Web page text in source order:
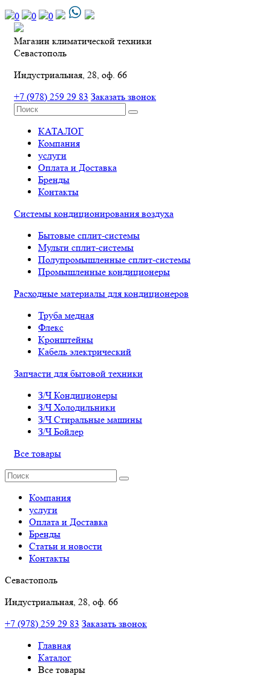
0 0 0
Магазин климатической техники
Севастополь
Индустриальная, 28, оф. 66
+7 (978) 259 29 83 Заказать звонок
КАТАЛОГ
Компания
услуги
Оплата и Доставка
Бренды
Контакты
Системы кондиционирования воздуха
Бытовые сплит-системы
Мульти сплит-системы
Полупромышленные сплит-системы
Промышленные кондиционеры
Расходные материалы для кондиционеров
Труба медная
Флекс
Кронштейны
Кабель электрический
Запчасти для бытовой техники
З/Ч Кондиционеры
З/Ч Холодильники
З/Ч Стиральные машины
З/Ч Бойлер
Все товары
Компания
услуги
Оплата и Доставка
Бренды
Статьи и новости
Контакты
Севастополь
Индустриальная, 28, оф. 66
+7 (978) 259 29 83 Заказать звонок
Главная
Каталог
Все товары